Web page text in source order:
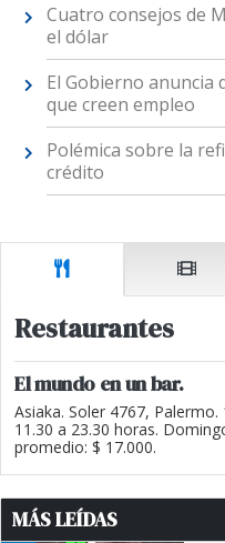
Cuatro consejos de
el dólar
El Gobierno anuncia
que creen empleo
Polémica sobre la
crédito
Restaurantes
El mundo en un bar.
Asiaka. Soler 4767,
11.30 a 23.30 horas.
promedio: $ 17.000.
MÁS LEÍDAS